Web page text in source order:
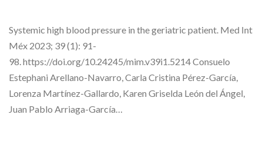
Systemic high blood pressure in the geriatric patient. Med Int
Méx 2023; 39 (1): 91-
98. https://doi.org/10.24245/mim.v39i1.5214 Consuelo
Estephani Arellano-Navarro, Carla Cristina Pérez-García,
Lorenza Martínez-Gallardo, Karen Griselda León del Ángel,
Juan Pablo Arriaga-García…